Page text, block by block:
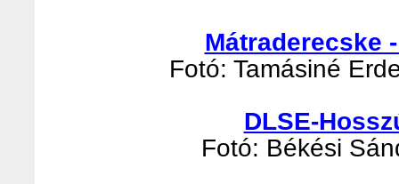
Mátraderecske
Fotó: Tamásiné
DLSE-
Fotó: Békési